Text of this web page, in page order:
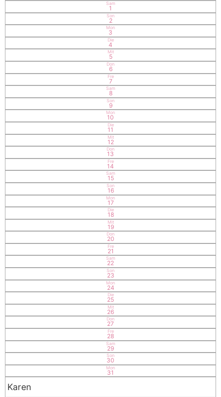
Sam
1
Son
2
Mon
3
Die
4
Mit
5
Don
6
Fre
7
Sam
8
Son
9
Mon
10
Die
11
Mit
12
Don
13
Fre
14
Sam
15
Son
16
Mon
17
Die
18
Mit
19
Don
20
Fre
21
Sam
22
Son
23
Mon
24
Die
25
Mit
26
Don
27
Fre
28
Sam
29
Son
30
Mon
31
Karen